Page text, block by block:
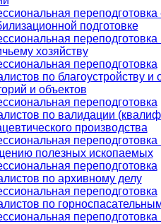
переподготовка
подготовке
переподготовка
хозяйству
переподготовка
по благоустройству и
и объектов
переподготовка
по валидации
производства
переподготовка
полезных ископаемых
переподготовка
по архивному делу
переподготовка
по